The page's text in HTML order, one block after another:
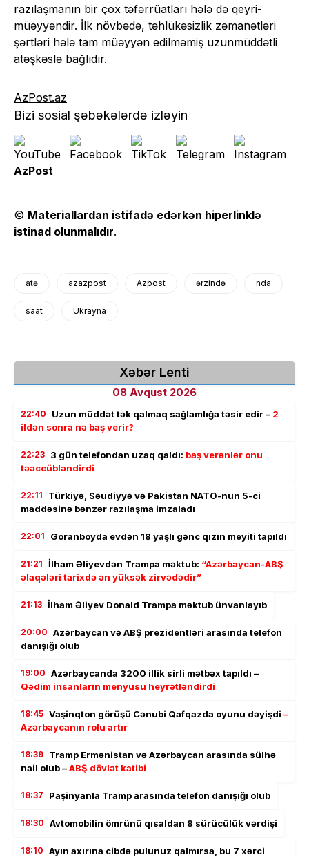
razılaşmanın bir çox təfərrüatları hələ də qeyri-
müəyyəndir. İlk növbədə, təhlükəsizlik zəmanətləri
şərtləri hələ tam müəyyən edilməmiş uzunmüddətli
atəşkəslə bağlıdır.
AzPost.az
Bizi sosial şəbəkələrdə izləyin
AzPost
© Materiallardan istifadə edərkən hiperlinklə
istinad olunmalıdır.
atə azazpost Azpost ərzində nda
saat Ukrayna
Xəbər Lenti
08 Avqust 2026
22:40 Uzun müddət tək qalmaq sağlamlığa təsir edir – 2
ildən sonra nə baş verir?
22:23 3 gün telefondan uzaq qaldı: baş verənlər onu
təəccübləndirdi
22:11
Türkiyə, Səudiyyə və Pakistan NATO-nun 5-ci
maddəsinə bənzər razılaşma imzaladı
22:01 Goranboyda evdən 18 yaşlı gənc qızın meyiti tapıldı
21:21 İlham Əliyevdən Trampa məktub: “Azərbaycan-ABŞ
əlaqələri tarixdə ən yüksək zirvədədir”
21:13 İlham Əliyev Donald Trampa məktub ünvanlayıb
20:00 Azərbaycan və ABŞ prezidentləri arasında telefon
danışığı olub
19:00 Azərbaycanda 3200 illik sirli mətbəx tapıldı –
Qədim insanların menyusu heyrətləndirdi
18:45 Vaşinqton görüşü Cənubi Qafqazda oyunu dəyişdi –
Azərbaycanın rolu artır
18:39 Tramp Ermənistan və Azərbaycan arasında sülhə
nail olub –ABŞ dövlət katibi
18:37 Paşinyanla Tramp arasında telefon danışığı olub
18:30 Avtomobilin ömrünü qısaldan 8 sürücülük vərdişi
18:10 Ayın axırına cibdə pulunuz qalmırsa, bu 7 xərci